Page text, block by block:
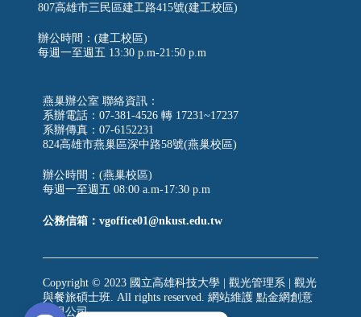
807高雄市三民區建工路415號(建工校區)
辦公時間：(建工校區)
每週一至週五 13:30 p.m-21:50 p.m
燕巢辦公室 聯絡資訊：
系辦電話：07-381-4526 轉 17231~17237
系辦傳真：07-6152231
824高雄市燕巢區深中路58號(燕巢校區)
辦公時間：(燕巢校區)
每週一至週五 08:00 a.m-17:30 p.m
公務信箱：vgoffice01@nkust.edu.tw
Copyright © 2023 國立高雄科技大學 | 觀光管理系 | 觀光
與餐旅碩士班. All rights reserved. 網站維護 點金網創意
有限公司